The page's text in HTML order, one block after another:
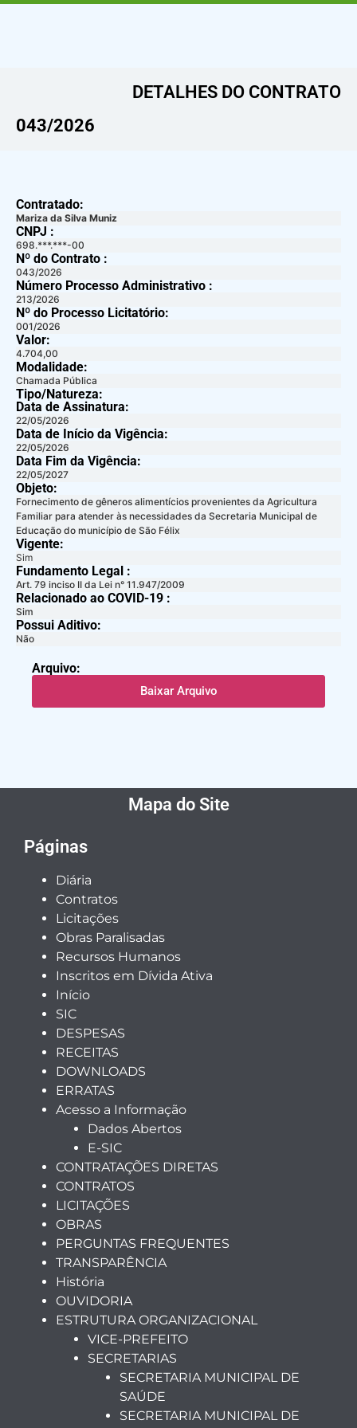
DETALHES DO CONTRATO​
043/2026
Contratado:
Mariza da Silva Muniz
CNPJ :
698.***.***-00
Nº do Contrato :
043/2026
Número Processo Administrativo :
213/2026
Nº do Processo Licitatório:
001/2026
Valor:
4.704,00
Modalidade:
Chamada Pública
Tipo/Natureza:
Data de Assinatura:
22/05/2026
Data de Início da Vigência:
22/05/2026
Data Fim da Vigência:
22/05/2027
Objeto:
Fornecimento de gêneros alimentícios provenientes da Agricultura
Familiar para atender às necessidades da Secretaria Municipal de
Educação do município de São Félix
Vigente:
Sim
Fundamento Legal :​
Art. 79 inciso II da Lei n° 11.947/2009
Relacionado ao COVID-19 :​
Sim
Possui Aditivo:​
Não
Arquivo:
Baixar Arquivo
Mapa do Site
Páginas
Diária
Contratos
Licitações
Obras Paralisadas
Recursos Humanos
Inscritos em Dívida Ativa
Início
SIC
DESPESAS
RECEITAS
DOWNLOADS
ERRATAS
Acesso a Informação
Dados Abertos
E-SIC
CONTRATAÇÕES DIRETAS
CONTRATOS
LICITAÇÕES
OBRAS
PERGUNTAS FREQUENTES
TRANSPARÊNCIA
História
OUVIDORIA
ESTRUTURA ORGANIZACIONAL
VICE-PREFEITO
SECRETARIAS
SECRETARIA MUNICIPAL DE
SAÚDE
SECRETARIA MUNICIPAL DE